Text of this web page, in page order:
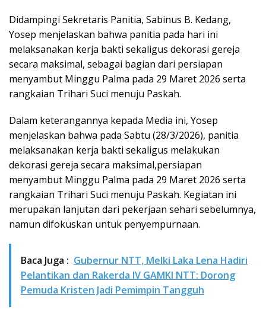
Didampingi Sekretaris Panitia, Sabinus B. Kedang,
Yosep menjelaskan bahwa panitia pada hari ini
melaksanakan kerja bakti sekaligus dekorasi gereja
secara maksimal, sebagai bagian dari persiapan
menyambut Minggu Palma pada 29 Maret 2026 serta
rangkaian Trihari Suci menuju Paskah.
Dalam keterangannya kepada Media ini, Yosep
menjelaskan bahwa pada Sabtu (28/3/2026), panitia
melaksanakan kerja bakti sekaligus melakukan
dekorasi gereja secara maksimal,persiapan
menyambut Minggu Palma pada 29 Maret 2026 serta
rangkaian Trihari Suci menuju Paskah. Kegiatan ini
merupakan lanjutan dari pekerjaan sehari sebelumnya,
namun difokuskan untuk penyempurnaan.
Baca Juga : Gubernur NTT, Melki Laka Lena Hadiri
Pelantikan dan Rakerda IV GAMKI NTT: Dorong
Pemuda Kristen Jadi Pemimpin Tangguh